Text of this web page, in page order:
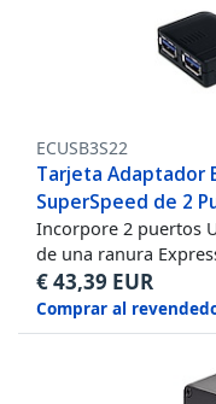
ECUSB3S22
Tarjeta Adaptador
SuperSpeed de 2
Incorpore 2 puertos
de una ranura
€43,39 EUR
Comprar al